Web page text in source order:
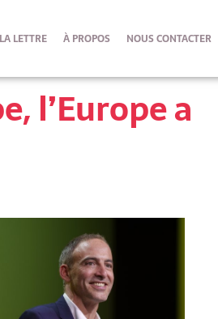
LA LETTRE À PROPOS NOUS CONTACTER
l’Europe a